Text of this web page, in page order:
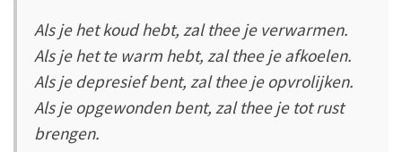
Als je het koud hebt, zal thee je verwarmen.
Als je het te warm hebt, zal thee je afkoelen.
Als je depresief bent, zal thee je opvrolijken.
Als je opgewonden bent, zal thee je tot rust
brengen.